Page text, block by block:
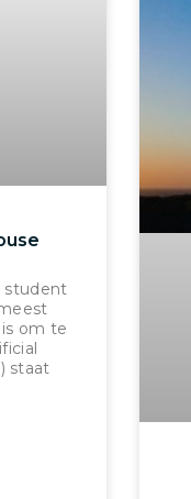
student
om te
staat